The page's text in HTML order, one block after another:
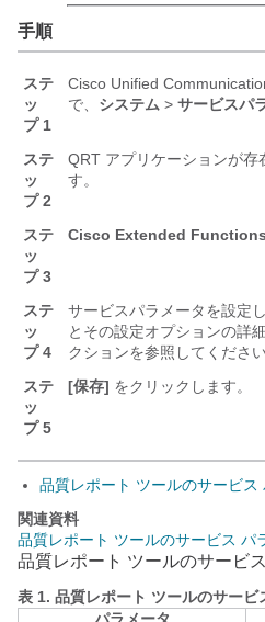
手順
ステ
ッ
プ 1
Cisco Unified
で、 システム > サービスパ
ステ
ッ
プ 2
QRT アプリケーションが存
す。
ステ
ッ
プ 3
Cisco Extended Functions
ステ
ッ
プ 4
サービスパラメータを設定
とその設定オプションの詳
クションを参照してください
ステ
ッ
プ 5
[保存] をクリックします。
品質レポート ツールのサービス
関連資料
品質レポート ツールのサービス パ
品質レポート ツールのサービ
表 1. 品質レポート ツールのサービ